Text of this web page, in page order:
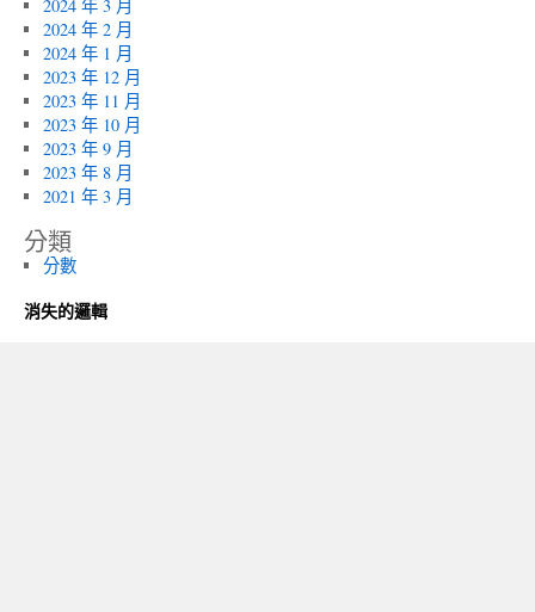
2024 年 3 月
2024 年 2 月
2024 年 1 月
2023 年 12 月
2023 年 11 月
2023 年 10 月
2023 年 9 月
2023 年 8 月
2021 年 3 月
分類
分數
消失的邏輯